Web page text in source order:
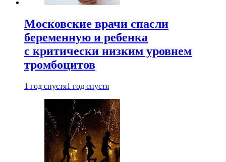
Московские врачи спасли
беременную и ребенка
с критически низким уровнем
тромбоцитов
1 год спустя1 год спустя